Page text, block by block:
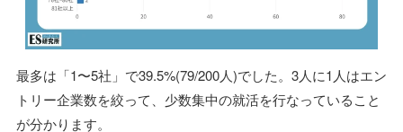
最多は「1〜5社」で39.5%(79/200人)でした。3人に1人はエン
トリー企業数を絞って、少数集中の就活を行なっていること
が分かります。